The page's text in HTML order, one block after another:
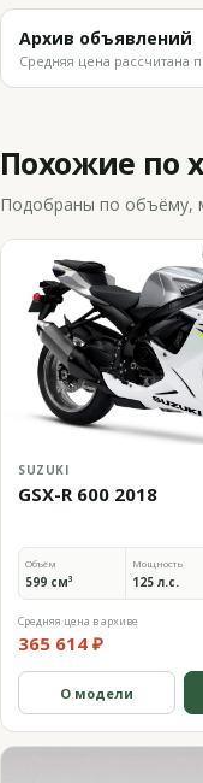
Архив объявлений
Средняя цена рассчитана
Похожие по
Подобраны по объёму,
SUZUKI
GSX-R 600 2018
Объём
599 см³
Мощность
125 л.с.
Средняя цена в архиве
365 614 ₽
О модели